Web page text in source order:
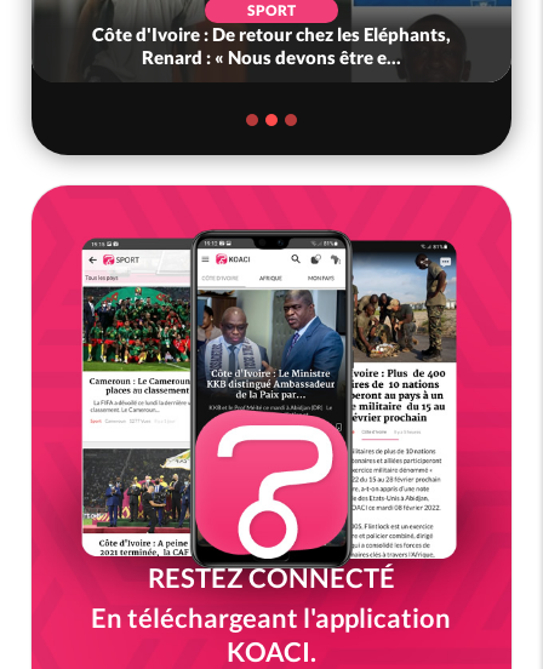
SPORT
Côte d'Ivoire : De retour chez les Eléphants,
Renard : « Nous devons être e...
RESTEZ CONNECTÉ
En téléchargeant l'application
KOACI.